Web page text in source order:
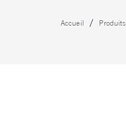
Accueil Produits